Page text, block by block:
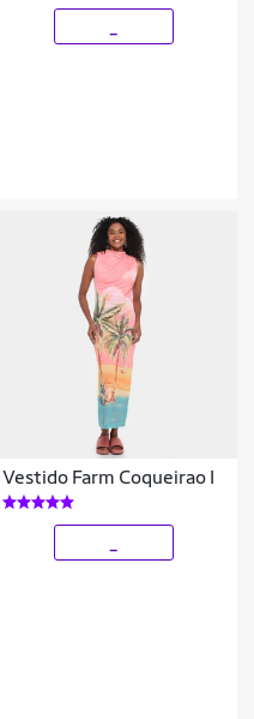
Vestido Farm Coqueirao I